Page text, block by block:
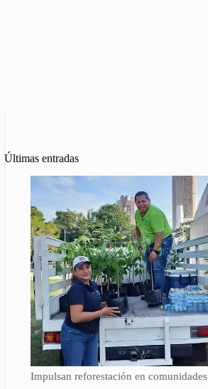
Últimas entradas
Impulsan reforestación en comunidades